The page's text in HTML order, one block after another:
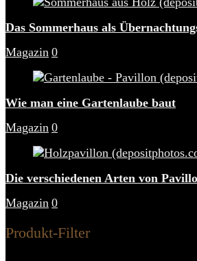
Das Sommerhaus als
Magazin 0
Wie man eine Gartenlaube baut
Magazin 0
Die verschiedenen Arten von
Magazin 0
Produkt-Filter